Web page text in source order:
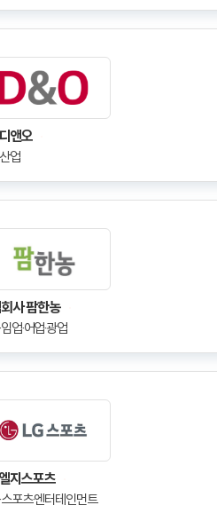
앤오
업
사 팜한농
업·어업·광업
지스포츠
스포츠·엔터테인먼트